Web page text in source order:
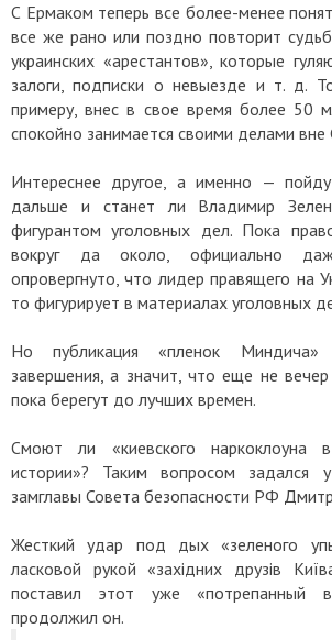
С Ермаком теперь все более-менее
все же рано или поздно повторит
украинских «арестантов», которые
залоги, подписки о невыезде и т. д.
примеру, внес в свое время более 50
спокойно занимается своими делами
Интереснее другое, а именно —
дальше и станет ли Владимир
фигурантом уголовных дел. Пока
вокруг да около, официально
опровергнуто, что лидер правящего на
то фигурирует в материалах уголовных
Но публикация «пленок
завершения, а значит, что еще не
пока берегут до лучших времен.
Смоют ли «киевского наркоклоуна
истории»? Таким вопросом задался
замглавы Совета безопасности РФ
Жесткий удар под дых «зеленого
ласковой рукой «західних друзів
поставил этот уже «потрепанный
продолжил он.